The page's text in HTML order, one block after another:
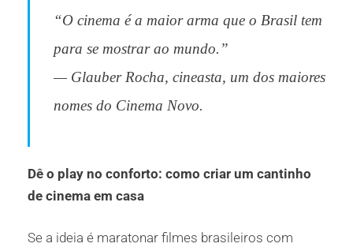
“O cinema é a maior arma que o Brasil tem
para se mostrar ao mundo.”
— Glauber Rocha, cineasta, um dos maiores
nomes do Cinema Novo.
Dê o play no conforto: como criar um cantinho
de cinema em casa
Se a ideia é maratonar filmes brasileiros com